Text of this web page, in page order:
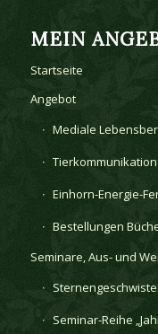
MEIN
Startseite
Angebot
Mediale
Tierkommunikation
Einhorn-Energie-
Bestellungen
Seminare, Aus- und
Seminar-Reihe